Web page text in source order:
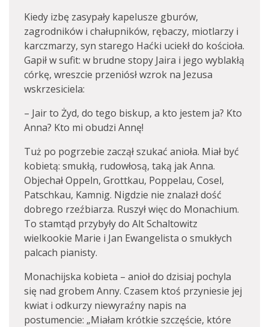
Kiedy izbę zasypały kapelusze gburów,
zagrodników i chałupników, rębaczy, miotlarzy i
karczmarzy, syn starego Haćki uciekł do kościoła.
Gapił w sufit: w brudne stopy Jaira i jego wyblakłą
córkę, wreszcie przeniósł wzrok na Jezusa
wskrzesiciela:
– Jair to Żyd, do tego biskup, a kto jestem ja? Kto
Anna? Kto mi obudzi Annę!
Tuż po pogrzebie zaczął szukać anioła. Miał być
kobietą: smukłą, rudowłosą, taką jak Anna.
Objechał Oppeln, Grottkau, Poppelau, Cosel,
Patschkau, Kamnig. Nigdzie nie znalazł dość
dobrego rzeźbiarza. Ruszył więc do Monachium.
To stamtąd przybyły do Alt Schaltowitz
wielkookie Marie i Jan Ewangelista o smukłych
palcach pianisty.
Monachijska kobieta – anioł do dzisiaj pochyla
się nad grobem Anny. Czasem ktoś przyniesie jej
kwiat i odkurzy niewyraźny napis na
postumencie: „Miałam krótkie szczęście, które